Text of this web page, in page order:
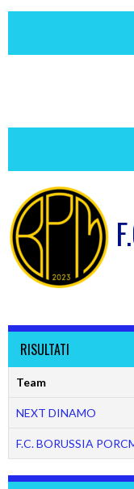
RISULTATI
Team
NEXT DINAMO
F.C. BORUSSIA